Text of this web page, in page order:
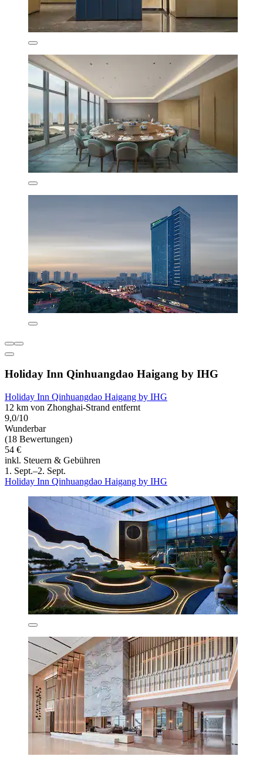
Holiday Inn Qinhuangdao Haigang by IHG
Holiday Inn Qinhuangdao Haigang by IHG
12 km von Zhonghai-Strand entfernt
9,0/10
Wunderbar
(18 Bewertungen)
54 €
inkl. Steuern & Gebühren
1. Sept.–2. Sept.
Holiday Inn Qinhuangdao Haigang by IHG